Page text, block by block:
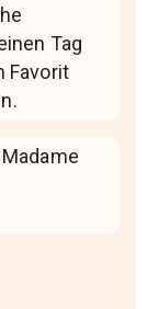
Tag
Favorit